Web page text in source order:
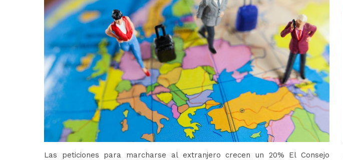
Las peticiones para marcharse al extranjero crecen un 20% El Consejo